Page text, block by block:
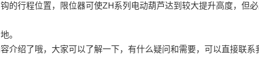
的行程位置，限位器可使ZH系列电动葫芦达到较大提升高度，但
。
介绍了哦，大家可以了解一下，有什么疑问和需要，可以直接联系